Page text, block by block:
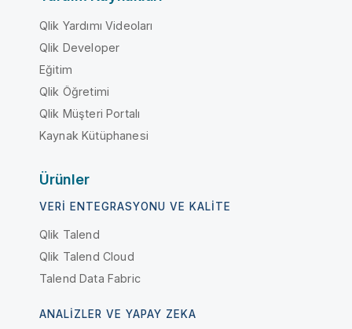
Qlik Yardımı Videoları
Qlik Developer
Eğitim
Qlik Öğretimi
Qlik Müşteri Portalı
Kaynak Kütüphanesi
Ürünler
VERI ENTEGRASYONU VE KALITE
Qlik Talend
Qlik Talend Cloud
Talend Data Fabric
ANALIZLER VE YAPAY ZEKA